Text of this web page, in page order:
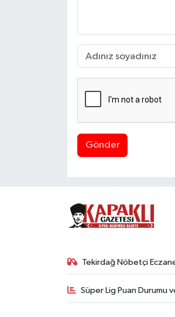
Gönder
Tekirdağ Nöbetçi
Süper Lig Puan Durumu